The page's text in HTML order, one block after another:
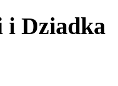
i Dziadka